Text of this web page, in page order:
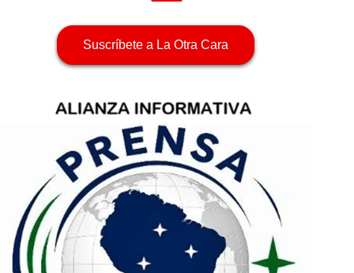
Suscríbete a La Otra Cara